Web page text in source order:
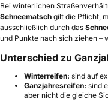
Bei winterlichen
Schneematsch gilt die Pflicht,
ausschließlich durch das
und Punkte nach sich ziehen –
Unterschied zu
Winterreifen: sind auf
Ganzjahresreifen: sind
aber nicht die gleiche